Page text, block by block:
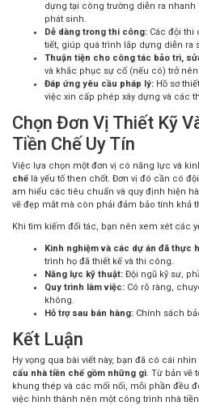
dựng tại công trường diễn ra
phát sinh.
Dễ dàng trong thi công: Các đội thi
tiết, giúp quá trình lắp dựng diễn ra
Thuận tiện cho công tác bảo trì,
và khắc phục sự cố (nếu có) trở
Đáp ứng yêu cầu pháp lý: Hồ sơ
việc xin cấp phép xây dựng và các
Chọn Đơn Vị Thiết Kỹ
Tiền Chế Uy Tín
Việc lựa chọn một đơn vị có năng lực và
chếlà yếu tố then chốt. Đơn vị đó cần có
am hiểu các tiêu chuẩn và quy định hiện
vẽ đẹp mắt mà còn phải đảm bảo tính khả
Khi tìm kiếm đối tác, bạn nên xem xét các
Kinh nghiệm và các dự án đã thực
trình họ đã thiết kế và thi công.
Năng lực kỹ thuật: Đội ngũ kỹ sư,
Quy trình làm việc: Có rõ ràng,
không.
Hỗ trợ sau bán hàng: Chính sách
Kết Luận
Hy vọng qua bài viết này, bạn đã có cái
cấu nhà tiền chế gồm những gì. Từ bản vẽ
khung thép và các mối nối, mỗi phần đều
việc hình thành nên một công trình nhà